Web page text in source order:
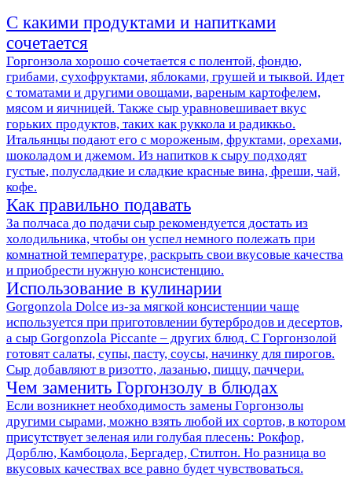
С какими продуктами и напитками
сочетается
Горгонзола хорошо сочетается с полентой, фондю,
грибами, сухофруктами, яблоками, грушей и тыквой. Идет
с томатами и другими овощами, вареным картофелем,
мясом и яичницей. Также сыр уравновешивает вкус
горьких продуктов, таких как руккола и радиккьо.
Итальянцы подают его с мороженым, фруктами, орехами,
шоколадом и джемом. Из напитков к сыру подходят
густые, полусладкие и сладкие красные вина, фреши, чай,
кофе.
Как правильно подавать
За полчаса до подачи сыр рекомендуется достать из
холодильника, чтобы он успел немного полежать при
комнатной температуре, раскрыть свои вкусовые качества
и приобрести нужную консистенцию.
Использование в кулинарии
Gorgonzola Dolce из-за мягкой консистенции чаще
используется при приготовлении бутербродов и десертов,
а сыр Gorgonzola Piccante – других блюд. С Горгонзолой
готовят салаты, супы, пасту, соусы, начинку для пирогов.
Сыр добавляют в ризотто, лазанью, пиццу, паччери.
Чем заменить Горгонзолу в блюдах
Если возникнет необходимость замены Горгонзолы
другими сырами, можно взять любой их сортов, в котором
присутствует зеленая или голубая плесень: Рокфор,
Дорблю, Камбоцола, Бергадер, Стилтон. Но разница во
вкусовых качествах все равно будет чувствоваться.